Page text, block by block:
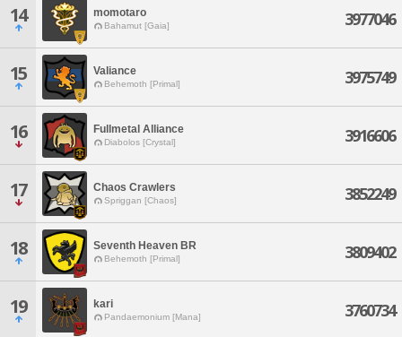
14 momotaro
Bahamut [Gaia] 3977046
15 Valiance
Behemoth [Primal] 3975749
16 Fullmetal Alliance
Diabolos [Crystal] 3916606
17 Chaos Crawlers
Spriggan [Chaos] 3852249
18 Seventh Heaven BR
Behemoth [Primal] 3809402
19 kari
Pandaemonium [Mana] 3760734